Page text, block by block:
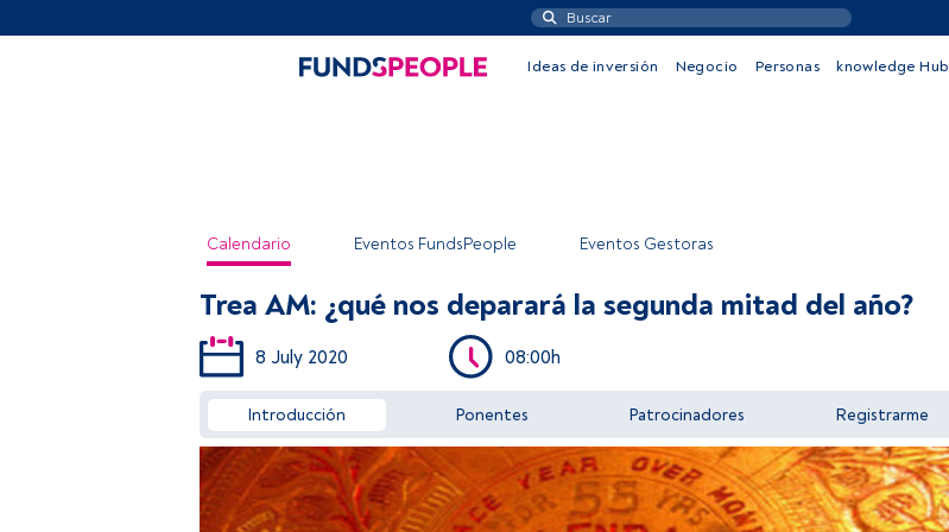
Ideas de inversión Negocio Personas knowledge Hub
Calendario Eventos FundsPeople Eventos Gestoras
Acceder a FundsPeople
Trea AM: ¿qué nos deparará la segunda mitad del año?
8 July 2020 08:00h
Introducción Ponentes Patrocinadores Registrarme